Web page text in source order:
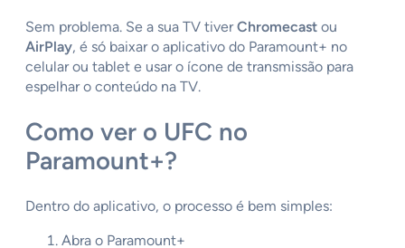
Sem problema. Se a sua TV tiverChromecast ou
AirPlay, é só baixar o aplicativo do Paramount+ no
celular ou tablet e usar o ícone de transmissão para
espelhar o conteúdo na TV.
Como ver o UFC no
Paramount+?
Dentro do aplicativo, o processo é bem simples:
Abra o Paramount+